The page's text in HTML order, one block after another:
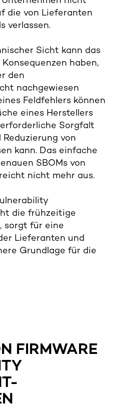
die von Lieferanten
verlassen.
Sicht kann das
haben,
den
nachgewiesen
Feldfehlers können
eines Herstellers
Sorgfalt
von
kann. Das einfache
SBOMs von
nicht mehr aus.
die frühzeitige
sorgt für eine
Lieferanten und
Grundlage für die
FIRMWARE